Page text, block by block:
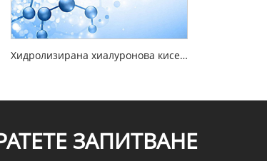
Хидролизирана хиалуронова киселина
ЗАПИТВАНЕ